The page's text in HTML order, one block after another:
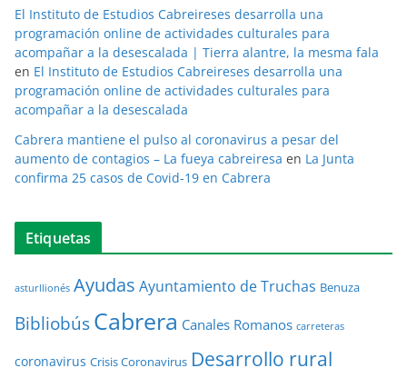
El Instituto de Estudios Cabreireses desarrolla una
programación online de actividades culturales para
acompañar a la desescalada | Tierra alantre, la mesma fala
en El Instituto de Estudios Cabreireses desarrolla una
programación online de actividades culturales para
acompañar a la desescalada
Cabrera mantiene el pulso al coronavirus a pesar del
aumento de contagios – La fueya cabreiresa en La Junta
confirma 25 casos de Covid-19 en Cabrera
Etiquetas
asturllionés Ayudas Ayuntamiento de Truchas Benuza
BibliobúsCabrera Canales Romanos carreteras
coronavirus Crisis Coronavirus Desarrollo rural